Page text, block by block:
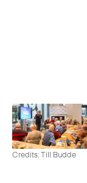
Credits: Till Budde